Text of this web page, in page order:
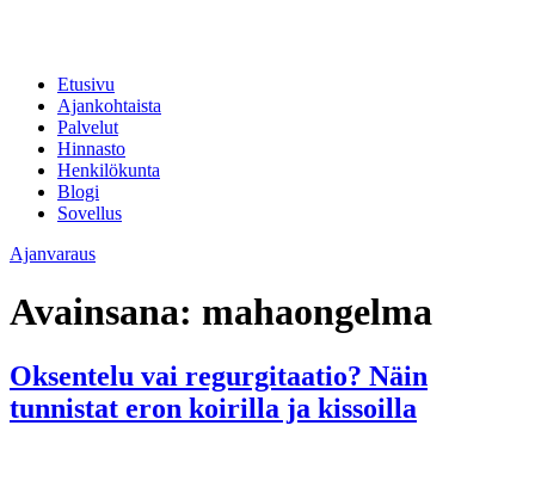
Etusivu
Ajankohtaista
Palvelut
Hinnasto
Henkilökunta
Blogi
Sovellus
Ajanvaraus
Avainsana: mahaongelma
Oksentelu vai regurgitaatio? Näin
tunnistat eron koirilla ja kissoilla